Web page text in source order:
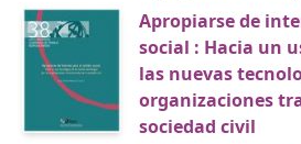
Apropiarse de
social : Hacia un
las nuevas
organizaciones
sociedad civil